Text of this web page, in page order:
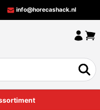
info@horecashack.nl